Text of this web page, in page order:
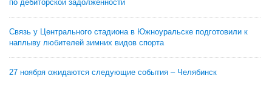
по дебиторской задолженности
Связь у Центрального стадиона в Южноуральске подготовили к
наплыву любителей зимних видов спорта
27 ноября ожидаются следующие события – Челябинск